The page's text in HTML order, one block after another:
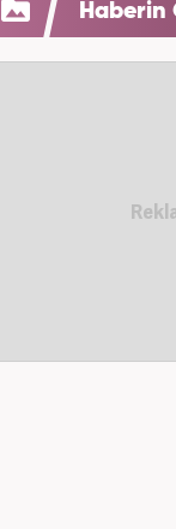
Haberin